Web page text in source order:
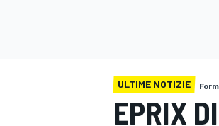
ULTIME NOTIZIE
EPRIX